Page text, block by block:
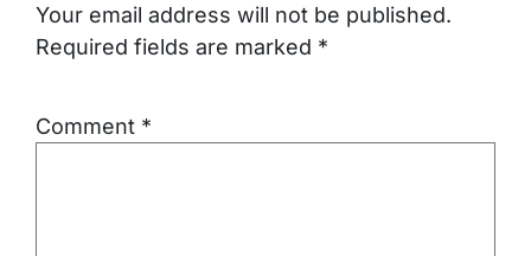
Your email address will not be published.
Required fields are marked *
Comment *